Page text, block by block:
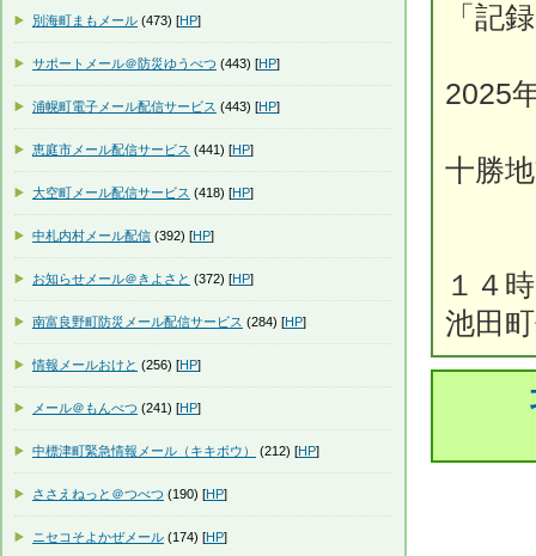
「記
2025
十勝
１４
池田
別海町まもメール (473) [HP]
サポートメール＠防災ゆうべつ (443) [HP]
浦幌町電子メール配信サービス (443) [HP]
恵庭市メール配信サービス (441) [HP]
大空町メール配信サービス (418) [HP]
中札内村メール配信 (392) [HP]
お知らせメール＠きよさと (372) [HP]
南富良野町防災メール配信サービス (284) [HP]
情報メールおけと (256) [HP]
メール＠もんべつ (241) [HP]
中標津町緊急情報メール（キキボウ） (212) [HP]
ささえねっと＠つべつ (190) [HP]
ニセコそよかぜメール (174) [HP]